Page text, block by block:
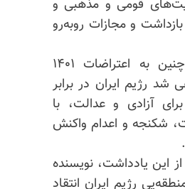
قومی و مذهبی و
و مجازات روبه‌رو
استیونسون هم‌چنین به اعتراضات ۱۴۰۱
شد رژیم ایران در برابر
آزادی و عدالت، با
شکنجه و اعدام واکنش
این یادداشت، نویسنده
رژیم ایران انتقاد